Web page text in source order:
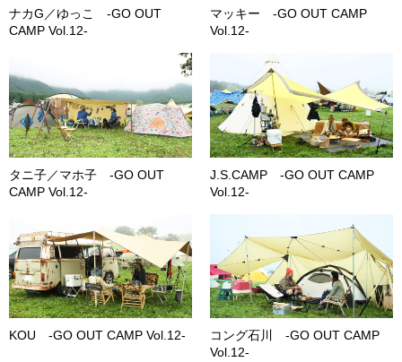
ナカG／ゆっこ -GO OUT
CAMP Vol.12-
マッキー -GO OUT CAMP
Vol.12-
タニ子／マホ子 -GO OUT
CAMP Vol.12-
J.S.CAMP -GO OUT CAMP
Vol.12-
KOU -GO OUT CAMP Vol.12-
コング石川 -GO OUT CAMP
Vol.12-